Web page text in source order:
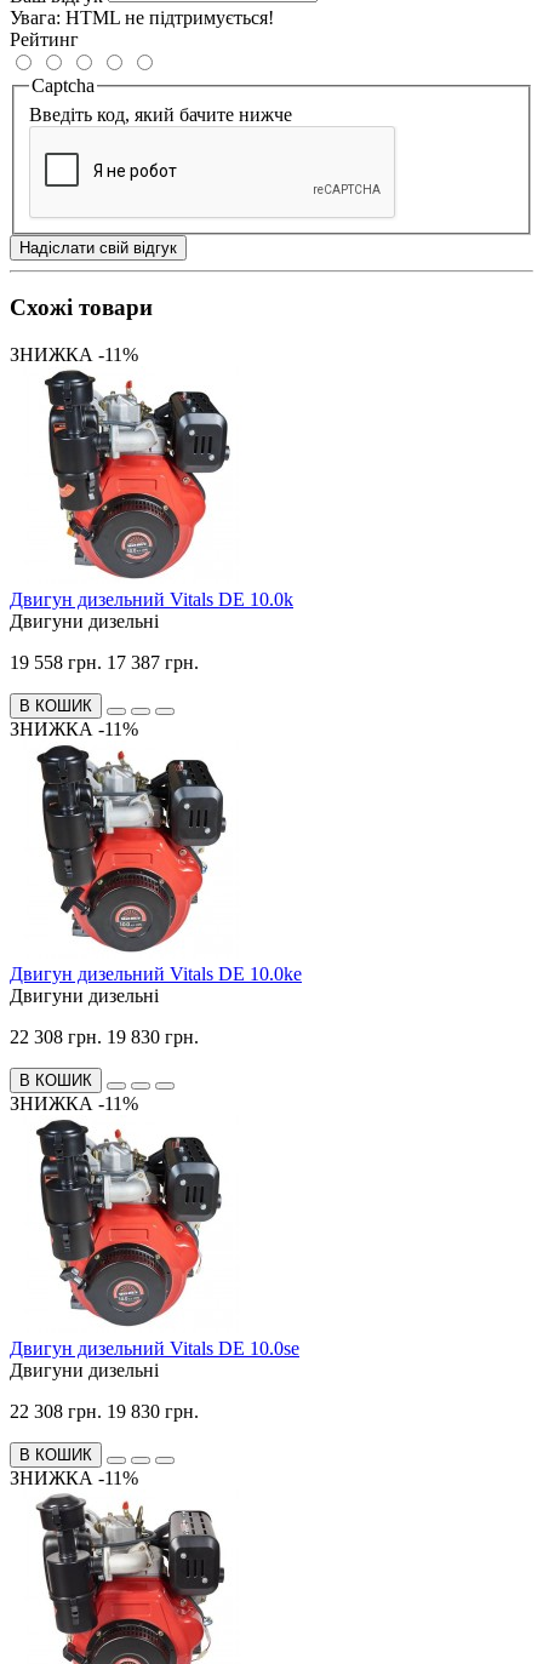
Увага: HTML не підтримується!
Рейтинг
Captcha
Введіть код, який бачите нижче
Надіслати свій відгук
Схожі товари
ЗНИЖКА -11%
Двигун дизельний Vitals DE 10.0k
Двигуни дизельні
19 558 грн. 17 387 грн.
В КОШИК
ЗНИЖКА -11%
Двигун дизельний Vitals DE 10.0ke
Двигуни дизельні
22 308 грн. 19 830 грн.
В КОШИК
ЗНИЖКА -11%
Двигун дизельний Vitals DE 10.0se
Двигуни дизельні
22 308 грн. 19 830 грн.
В КОШИК
ЗНИЖКА -11%